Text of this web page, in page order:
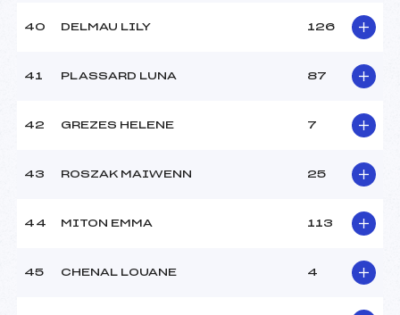
40 DELMAU LILY 126
41 PLASSARD LUNA 87
42 GREZES HELENE 7
43 ROSZAK MAIWENN 25
44 MITON EMMA 113
45 CHENAL LOUANE 4